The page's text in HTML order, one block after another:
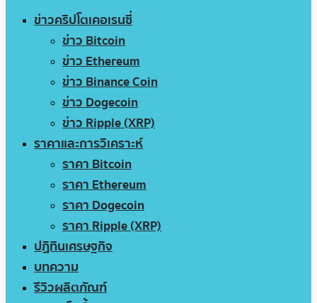
ข่าวคริปโตเคอเรนซี่
ข่าว Bitcoin
ข่าว Ethereum
ข่าว Binance Coin
ข่าว Dogecoin
ข่าว Ripple (XRP)
ราคาและการวิเคราะห์
ราคา Bitcoin
ราคา Ethereum
ราคา Dogecoin
ราคา Ripple (XRP)
ปฏิทินเศรษฐกิจ
บทความ
รีวิวผลิตภัณฑ์